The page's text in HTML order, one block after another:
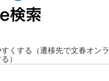
くする
（遷移先で文春オンラ
）